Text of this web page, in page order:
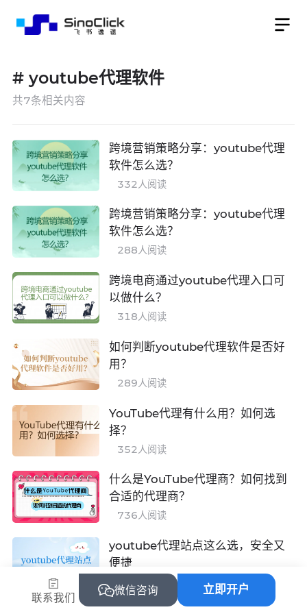
# youtube代理软件
共7条相关内容
跨境营销策略分享：youtube代理
软件怎么选？
332人阅读
跨境营销策略分享：youtube代理
软件怎么选？
288人阅读
跨境电商通过youtube代理入口可
以做什么？
318人阅读
如何判断youtube代理软件是否好
用？
289人阅读
YouTube代理有什么用？如何选
择？
352人阅读
什么是YouTube代理商？如何找到
合适的代理商？
736人阅读
youtube代理站点这么选，安全又
便捷
571 人阅读
没有更多了
联系我们
微信咨询 立即开户